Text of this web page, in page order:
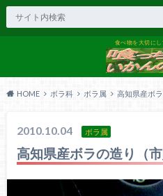
食べ物を大切にし
HOME ボラ科 ボラ属 高知県産ボ
2010.10.04 ボラ属
高知県産ボラの造り（市